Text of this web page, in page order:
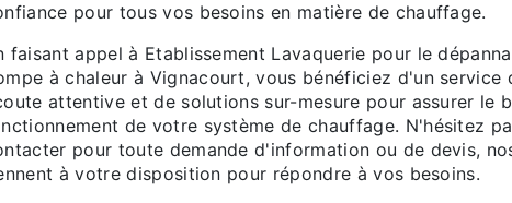
pour tous vos besoins en matière de chauffage.
faisant appel à Etablissement Lavaquerie pour le
à chaleur à Vignacourt, vous bénéficiez d'un service
attentive et de solutions sur-mesure pour assurer le
de votre système de chauffage. N'hésitez
pour toute demande d'information ou de devis,
à votre disposition pour répondre à vos besoins.